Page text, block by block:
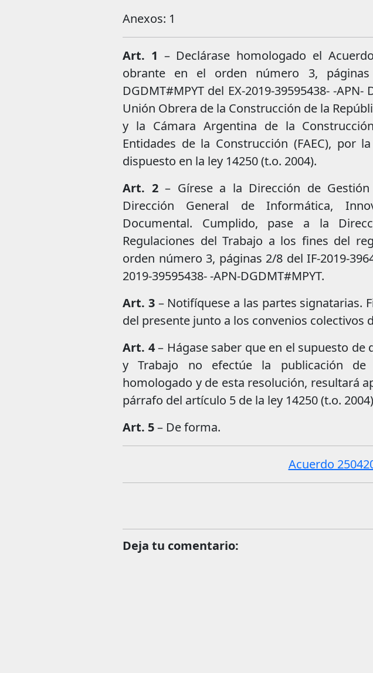
Anexos: 1
Art. 1 – Declárase homologado el
obrante en el orden número 3, páginas
DGDMT#MPYT del EX-2019-39595438- -
Unión Obrera de la Construcción de la
y la Cámara Argentina de la
Entidades de la Construcción (FAEC), por
dispuesto en la ley 14250 (t.o. 2004).
Art. 2– Gírese a la Dirección de Gestión
Dirección General de Informática,
Documental. Cumplido, pase a la
Regulaciones del Trabajo a los fines del
orden número 3, páginas 2/8 del IF-2019-
2019-39595438- -APN-DGDMT#MPYT.
Art. 3 – Notifíquese a las partes signatarias.
del presente junto a los convenios colectivos
Art. 4– Hágase saber que en el supuesto
y Trabajo no efectúe la publicación de
homologado y de esta resolución, resultará
párrafo del artículo 5 de la ley 14250 (t.o.
Art. 5– De forma.
Acuerdo
Deja tu comentario: